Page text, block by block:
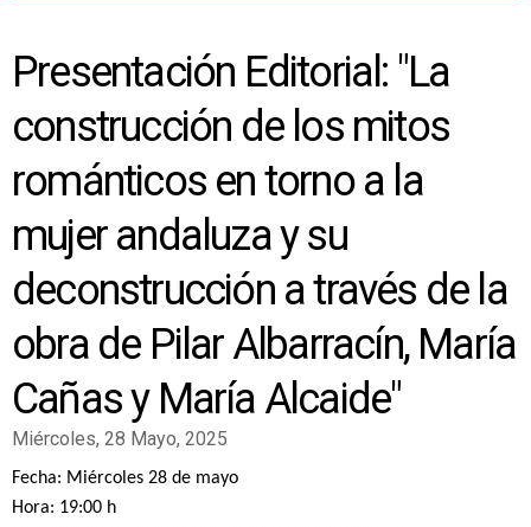
Presentación Editorial: "La
construcción de los mitos
románticos en torno a la
mujer andaluza y su
deconstrucción a través de la
obra de Pilar Albarracín, María
Cañas y María Alcaide"
Miércoles, 28 Mayo, 2025
Fecha: Miércoles 28 de mayo
Hora: 19:00 h